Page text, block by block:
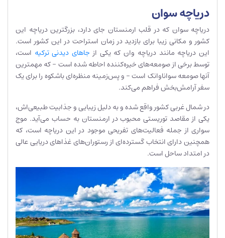
دریاچه سوان
دریاچه سوان که در قلب ارمنستان جای دارد، بزرگترین دریاچه این
کشور و مکانی زیبا برای بازدید در زمان استراحت در این کشور است.
این دریاچه مانند دریاچه وان که یکی از جاهای دیدنی ترکیه است،
توسط برخی از صومعه‌های خیره‌کننده احاطه شده است – که مهمترین
آنها صومعه سواناوانک است – و پس‌زمینه منظره‌ای باشکوه را برای یک
سفر آرامش‌بخش فراهم می‌کند.
در شمال غربی کشور واقع شده و به دلیل زیبایی و جذابیت طبیعی‌اش،
یکی از مقاصد توریستی محبوب در ارمنستان به حساب می‌آید. موج
سواری از جمله فعالیت‌های تفریحی موجود در این دریاچه است، که
همچنین دارای انتخاب گسترده‌ای از رستوران‌های غذاهای دریایی عالی
در امتداد ساحل است.